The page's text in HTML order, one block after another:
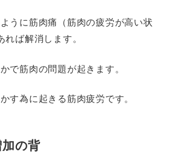
うに筋肉痛（筋肉の疲労が高い状
ば解消します。
で筋肉の問題が起きます。
す為に起きる筋肉疲労です。
の背